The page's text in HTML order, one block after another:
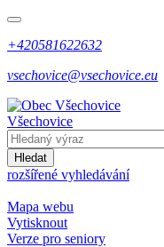
+420581622632
vsechovice@vsechovice.eu
Všechovice
Hledat
rozšířené vyhledávání
Mapa webu
Vytisknout
Verze pro seniory